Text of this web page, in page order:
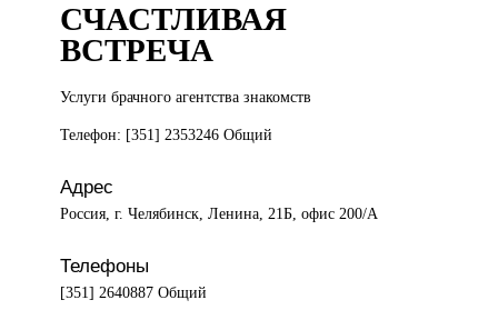
СЧАСТЛИВАЯ
ВСТРЕЧА
Услуги брачногоагентства знакомств
Телефон: [351] 2353246 Общий
Адрес
Россия, г. Челябинск, Ленина, 21Б, офис 200/А
Телефоны
[351] 2640887 Общий